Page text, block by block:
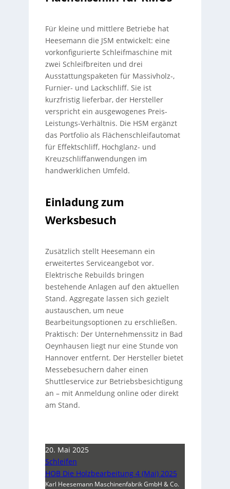
Für kleine und mittlere Betriebe hat
Heesemann die JSM entwickelt: eine
vorkonfigurierte Schleifmaschine mit
zwei Schleifbreiten und drei
Ausstattungspaketen für Massivholz-,
Furnier- und Lackschliff. Sie ist
kurzfristig lieferbar, der Hersteller
verspricht ein ausgewogenes Preis-
Leistungs-Verhältnis. Die HSM ergänzt
das Portfolio als Flächenschleifautomat
für Effektschliff, Hochglanz- und
Kreuzschliffanwendungen im
handwerklichen Umfeld.
Einladung zum
Werksbesuch
Zusätzlich stellt Heesemann ein
erweitertes Serviceangebot vor.
Elektrische Rebuilds bringen
bestehende Anlagen auf den aktuellen
Stand. Aggregate lassen sich gezielt
austauschen, um neue
Bearbeitungsoptionen zu erschließen.
Praktisch: Der Unternehmenssitz in Bad
Oeynhausen liegt nur eine Stunde von
Hannover entfernt. Der Hersteller bietet
Messebesuchern daher einen
Shuttleservice zur Betriebsbesichtigung
an – mit Anmeldung online oder direkt
am Stand.
20. Mai 2025
Schleifen
HOB Die Holzbearbeitung 4 (Mai) 2025
Karl Heesemann Maschinenfabrik GmbH & Co.